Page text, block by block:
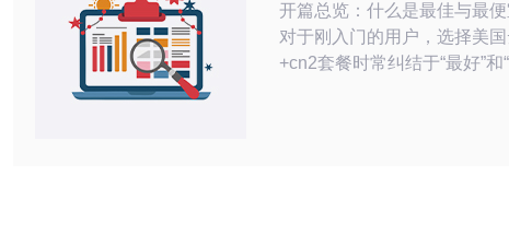
开篇总览：什么是最佳与最
对于刚入门的用户，选择美
+cn2套餐时常纠结于“最好”和“